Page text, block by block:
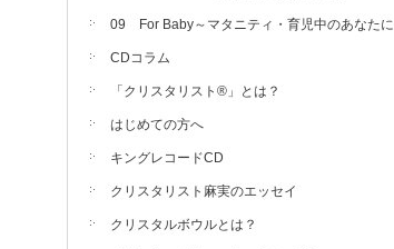
09 For Baby～マタニティ・育児中のあなたに
CDコラム
「クリスタリスト®」とは？
はじめての方へ
キングレコードCD
クリスタリスト麻実のエッセイ
クリスタルボウルとは？